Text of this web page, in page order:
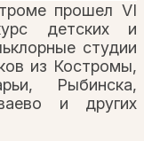
прошел VI
детских и
студии
из Костромы,
Рыбинска,
и других